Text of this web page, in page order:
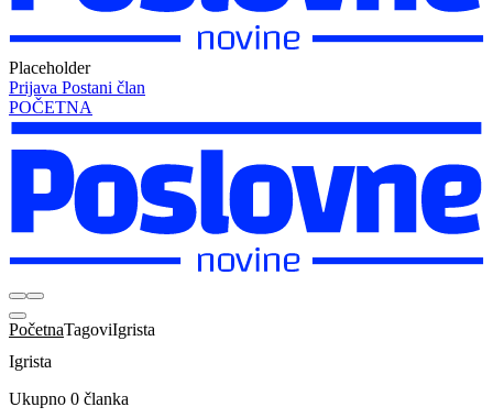
Placeholder
Prijava Postani član
POČETNA
PočetnaTagoviIgrista
Igrista
Ukupno 0 članka